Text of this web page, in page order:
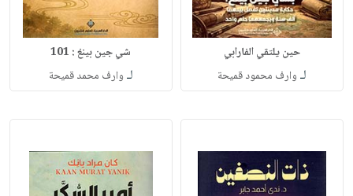
حين يلتقي الفارابي
لـ وارف محمود قميحة
شي جين بينغ : 101
لـ وارف محمد قميحة